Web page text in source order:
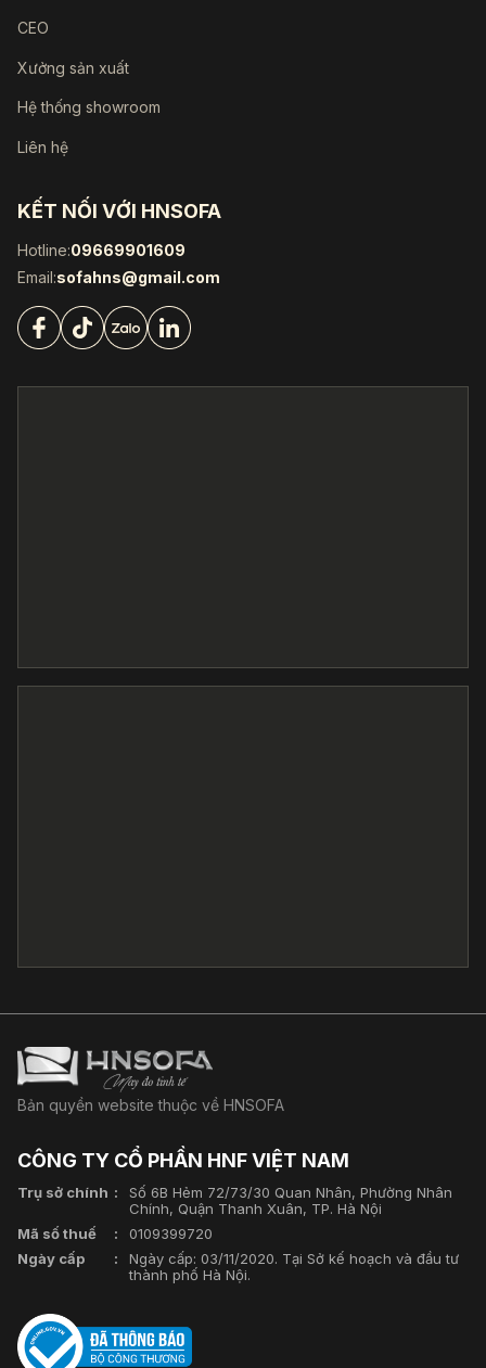
CEO
Xưởng sản xuất
Hệ thống showroom
Liên hệ
KẾT NỐI VỚI HNSOFA
Hotline:09669901609
Email:sofahns@gmail.com
Bản quyền website thuộc về HNSOFA
CÔNG TY CỔ PHẦN HNF VIỆT NAM
Trụ sở chính
Số 6B Hẻm 72/73/30 Quan Nhân, Phường Nhân
Chính, Quận Thanh Xuân, TP. Hà Nội
Mã số thuế
0109399720
Ngày cấp
Ngày cấp: 03/11/2020. Tại Sở kế hoạch và đầu tư
thành phố Hà Nội.